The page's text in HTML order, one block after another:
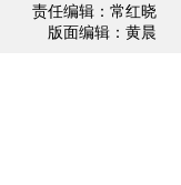
责任编辑：常红晓
版面编辑：黄晨